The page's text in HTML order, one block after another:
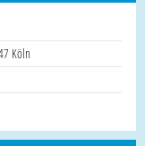
Köln